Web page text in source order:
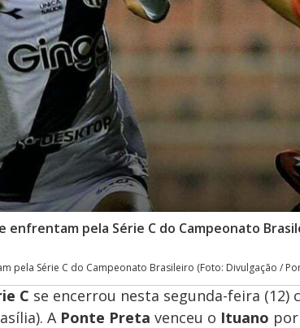
enfrentam pela Série C do Campeonato
pela Série C do Campeonato Brasileiro (Foto: Divulgação /
C se encerrou nesta segunda-feira (12)
A Ponte Preta venceu o Ituano